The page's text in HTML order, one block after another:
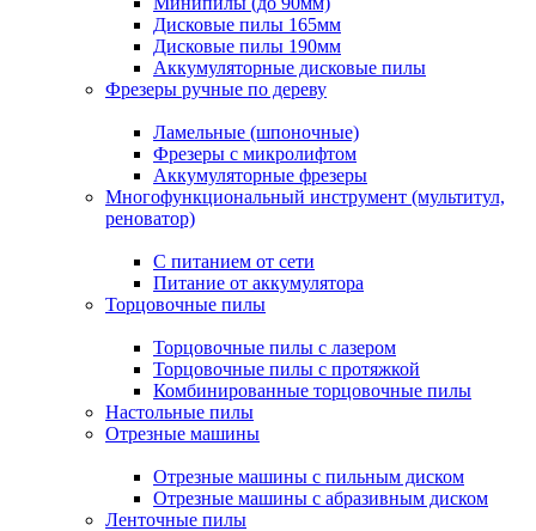
Дисковые пилы 165мм
Дисковые пилы 190мм
Аккумуляторные дисковые пилы
Фрезеры ручные по дереву
Ламельные (шпоночные)
Фрезеры с микролифтом
Аккумуляторные фрезеры
Многофункциональный инструмент (мультитул,
реноватор)
С питанием от сети
Питание от аккумулятора
Торцовочные пилы
Торцовочные пилы с лазером
Торцовочные пилы с протяжкой
Комбинированные торцовочные пилы
Настольные пилы
Отрезные машины
Отрезные машины с пильным диском
Отрезные машины с абразивным диском
Ленточные пилы